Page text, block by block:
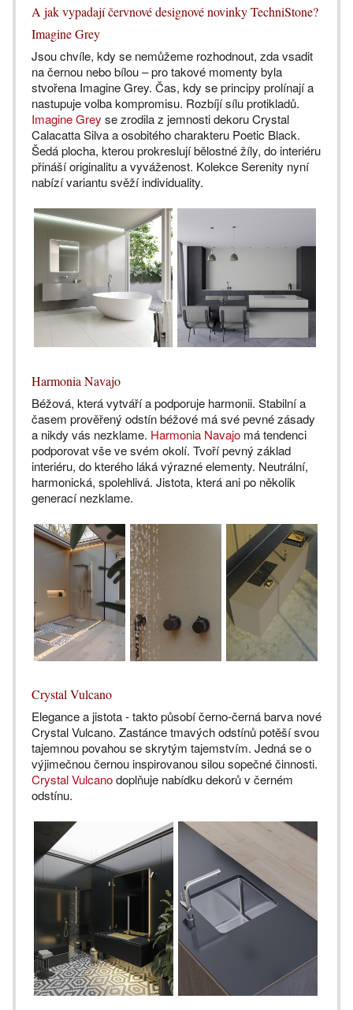
A jak vypadají červnové designové novinky TechniStone?
Imagine Grey
Jsou chvíle, kdy se nemůžeme rozhodnout, zda vsadit
na černou nebo bílou – pro takové momenty byla
stvořena Imagine Grey. Čas, kdy se principy prolínají a
nastupuje volba kompromisu. Rozbíjí sílu protikladů.
Imagine Grey se zrodila z jemnosti dekoru Crystal
Calacatta Silva a osobitého charakteru Poetic Black.
Šedá plocha, kterou prokreslují bělostné žíly, do interiéru
přináší originalitu a vyváženost. Kolekce Serenity nyní
nabízí variantu svěží individuality.
Harmonia Navajo
Béžová, která vytváří a podporuje harmonii. Stabilní a
časem prověřený odstín béžové má své pevné zásady
a nikdy vás nezklame. Harmonia Navajo má tendenci
podporovat vše ve svém okolí. Tvoří pevný základ
interiéru, do kterého láká výrazné elementy. Neutrální,
harmonická, spolehlivá. Jistota, která ani po několik
generací nezklame.
Crystal Vulcano
Elegance a jistota - takto působí černo-černá barva nové
Crystal Vulcano. Zastánce tmavých odstínů potěší svou
tajemnou povahou se skrytým tajemstvím. Jedná se o
výjimečnou černou inspirovanou silou sopečné činnosti.
Crystal Vulcanodoplňuje nabídku dekorů v černém
odstínu.